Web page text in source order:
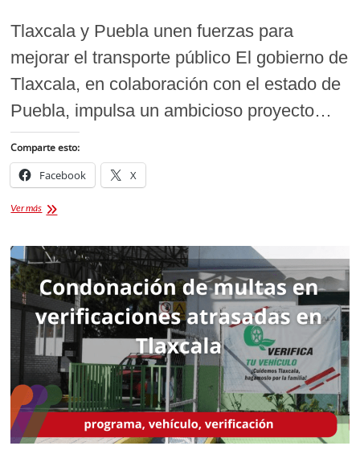
Tlaxcala y Puebla unen fuerzas para
mejorar el transporte público El gobierno de
Tlaxcala, en colaboración con el estado de
Puebla, impulsa un ambicioso proyecto…
Comparte esto:
Facebook X
Ver másTlaxcala
unen
fuerzas
para
revolucionar
el
transporte
público